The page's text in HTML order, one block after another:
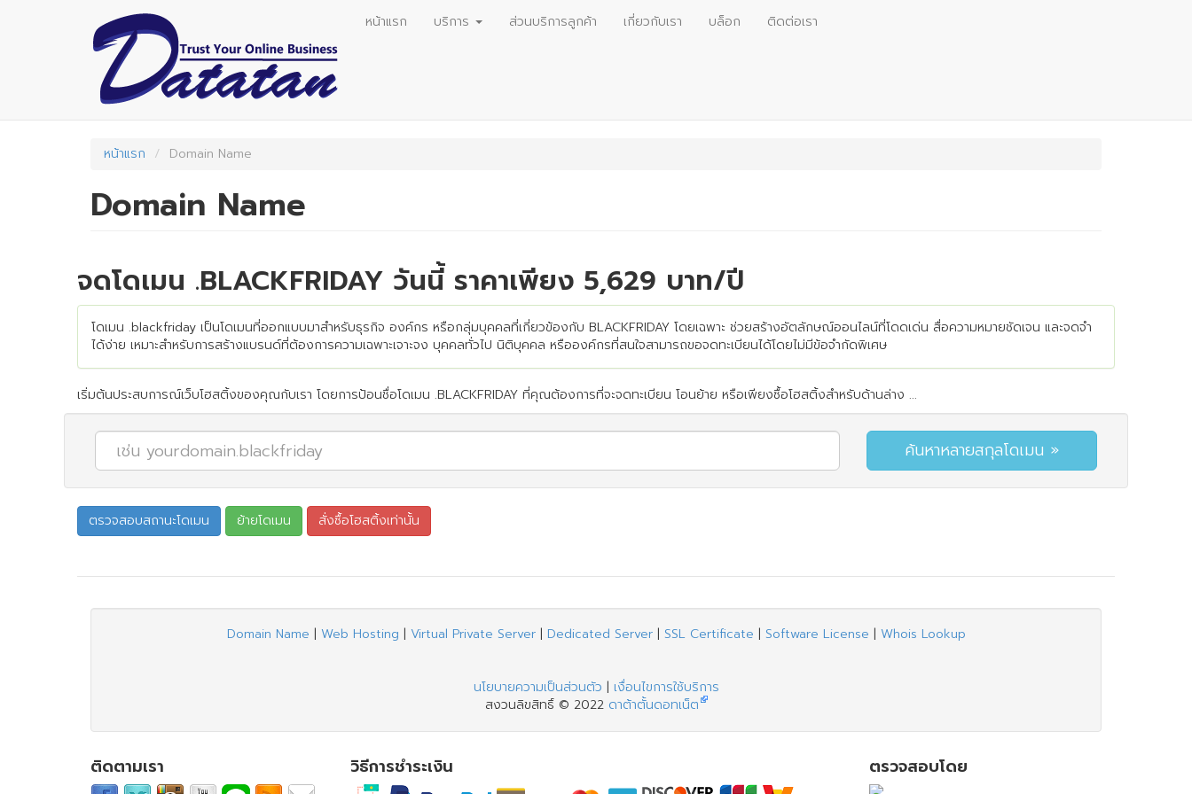
หน้าแรก บริการ ส่วนบริการลูกค้า เกี่ยวกับเรา บล็อก ติดต่อเรา
หน้าแรก Domain Name
Domain Name
จดโดเมน .BLACKFRIDAY วันนี้ ราคาเพียง 5,629 บาท/ปี
โดเมน .blackfriday เป็นโดเมนที่ออกแบบมาสำหรับธุรกิจ องค์กร หรือกลุ่มบุคคลที่เกี่ยวข้องกับ BLACKFRIDAY โดยเฉพาะ ช่วยสร้างอัตลักษณ์ออนไลน์ที่โดดเด่น สื่อความหมายชัดเจน และจดจำ
ได้ง่าย เหมาะสำหรับการสร้างแบรนด์ที่ต้องการความเฉพาะเจาะจง บุคคลทั่วไป นิติบุคคล หรือองค์กรที่สนใจสามารถขอจดทะเบียนได้โดยไม่มีข้อจำกัดพิเศษ
เริ่มต้นประสบการณ์เว็บโฮสติ้งของคุณกับเรา โดยการป้อนชื่อโดเมน .BLACKFRIDAY ที่คุณต้องการที่จะจดทะเบียน โอนย้าย หรือเพียงซื้อโฮสติ้งสำหรับด้านล่าง ...
Domain Name | Web Hosting | Virtual Private Server| Dedicated Server| SSL Certificate | Software License | Whois Lookup
นโยบายความเป็นส่วนตัว | เงื่อนไขการใช้บริการ
สงวนลิขสิทธิ์ © 2022 ดาต้าตั้นดอทเน็ต
ติดตามเรา วิธีการชำระเงิน ตรวจสอบโดย